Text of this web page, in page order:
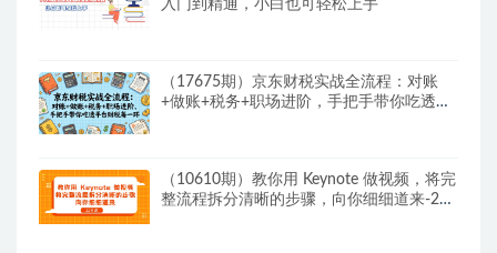
入门到精通，小白也可轻松上手
（17675期）京东财税实战全流程：对账
+做账+税务+职场进阶，手把手带你吃透平
（10610期）教你用 Keynote 做视频，将完
整流程拆分清晰的步骤，向你细细道来-22